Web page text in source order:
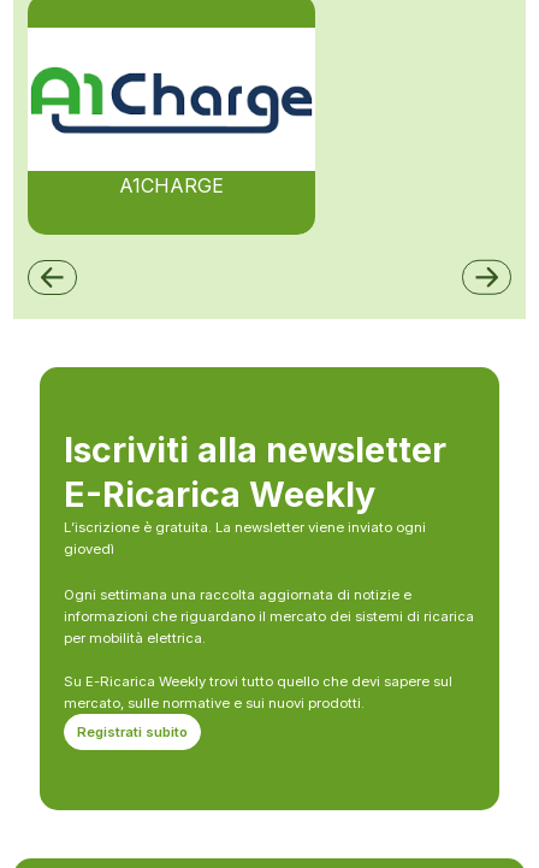
A1CHARGE
Iscriviti alla newsletter
E-Ricarica Weekly
L’iscrizione è gratuita. La newsletter viene inviato ogni
giovedì
Ogni settimana una raccolta aggiornata di notizie e
informazioni che riguardano il mercato dei sistemi di ricarica
per mobilità elettrica.
Su E-Ricarica Weekly trovi tutto quello che devi sapere sul
mercato, sulle normative e sui nuovi prodotti.
Registrati subito